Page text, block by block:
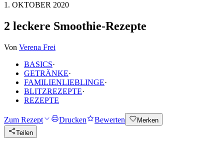
1. OKTOBER 2020
2 leckere Smoothie-Rezepte
Von Verena Frei
BASICS·
GETRÄNKE·
FAMILIENLIEBLINGE·
BLITZREZEPTE·
REZEPTE
Zum Rezept Drucken Bewerten
Merken
Teilen